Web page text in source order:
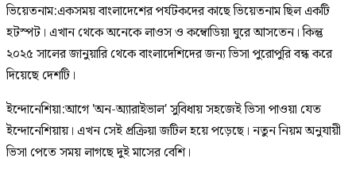
ভিয়েতনাম:একসময় বাংলাদেশের পর্যটকদের কাছে ভিয়েতনাম ছিল একটি
হটস্পট। এখান থেকে অনেকে লাওস ও কম্বোডিয়া ঘুরে আসতেন। কিন্তু
২০২৫ সালের জানুয়ারি থেকে বাংলাদেশিদের জন্য ভিসা পুরোপুরি বন্ধ করে
দিয়েছে দেশটি।
ইন্দোনেশিয়া:আগে 'অন-অ্যারাইভাল' সুবিধায় সহজেই ভিসা পাওয়া যেত
ইন্দোনেশিয়ায়। এখন সেই প্রক্রিয়া জটিল হয়ে পড়েছে। নতুন নিয়ম অনুযায়ী
ভিসা পেতে সময় লাগছে দুই মাসের বেশি।